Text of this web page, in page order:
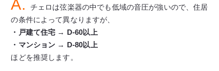
A.
チェロは弦楽器の中でも低域の音圧が強いので、住居
の条件によって異なりますが、
・戸建て住宅 → D-60以上
・マンション → D-80以上
ほどを推奨します。